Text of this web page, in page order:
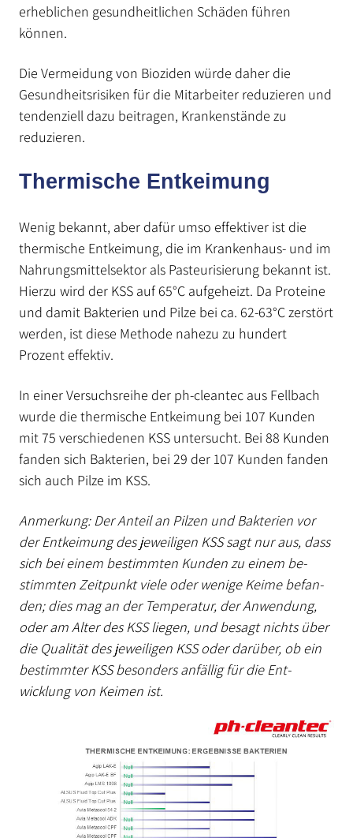
erheblichen gesundheitlichen Schäden führen
können.
Die Vermeidung von Bioziden würde daher die
Gesundheitsrisiken für die Mitarbeiter reduzieren und
tendenziell dazu beitragen, Krankenstände zu
reduzieren.
Thermische Entkeimung
Wenig bekannt, aber dafür umso effektiver ist die
thermische Entkeimung, die im Krankenhaus- und im
Nahrungsmittelsektor als Pasteurisierung be­kannt ist.
Hierzu wird der KSS auf 65°C aufge­heizt. Da Proteine
und damit Bakterien und Pilze bei ca. 62-63°C zer­stört
werden, ist diese Metho­de nahe­zu zu hundert
Prozent effektiv.
In einer Versuchsreihe der ph-cleantec aus Fell­bach
wurde die thermische Entkeimung bei 107 Kun­den
mit 75 verschiedenen KSS unter­sucht. Bei 88 Kunden
fanden sich Bak­terien, bei 29 der 107 Kunden fanden
sich auch Pilze im KSS.
Anmerkung: Der Anteil an Pilzen und Bak­terien vor
der Ent­keimung des je­weiligen KSS sagt nur aus, dass
sich bei einem bestimmten Kun­den zu einem be­
stimm­ten Zeit­punkt viele oder we­nige Keime be­fan­
den; dies mag an der Tem­pe­ratur, der An­wen­dung,
oder am Alter des KSS liegen, und be­sagt nichts über
die Qua­lität des je­weiligen KSS oder da­rü­ber, ob ein
bestimm­ter KSS be­son­ders anfällig für die Ent­
wicklung von Kei­men ist.